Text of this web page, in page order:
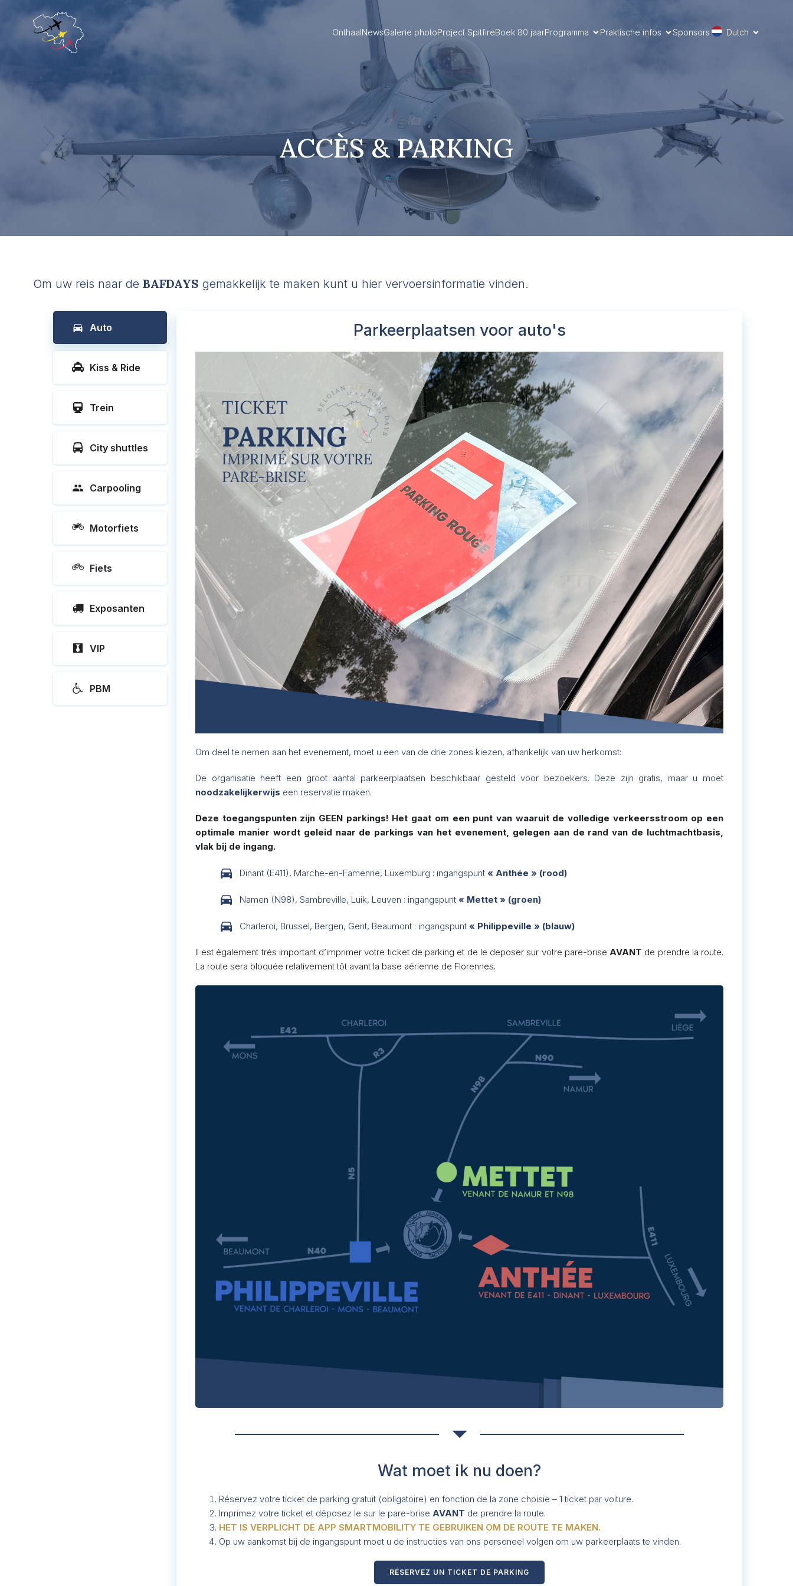
Onthaal NewsGalerie photoProject SpitfireBoek 80 jaarProgramma Praktische infos Sponsors Dutch
ACCÈS & PARKING
Om uw reis naar de BAFDAYS gemakkelijk te maken kunt u hier vervoersinformatie vinden.
Auto
Kiss & Ride
Trein
City shuttles
Carpooling
Motorfiets
Fiets
Exposanten
VIP
PBM
Parkeerplaatsen voor auto's
Om deel te nemen aan het evenement, moet u een van de drie zones kiezen, afhankelijk van uw herkomst:
De organisatie heeft een groot aantal parkeerplaatsen beschikbaar gesteld voor bezoekers. Deze zijn gratis, maar u moet
noodzakelijkerwijs een reservatie maken.
Deze toegangspunten zijn GEEN parkings! Het gaat om een punt van waaruit de volledige verkeersstroom op een
optimale manier wordt geleid naar de parkings van het evenement, gelegen aan de rand van de luchtmachtbasis,
vlak bij de ingang.
Dinant (E411), Marche-en-Famenne, Luxemburg : ingangspunt « Anthée » (rood)
Namen (N98), Sambreville, Luik, Leuven : ingangspunt « Mettet » (groen)
Charleroi, Brussel, Bergen, Gent, Beaumont : ingangspunt « Philippeville » (blauw)
Il est également trés important d’imprimer votre ticket de parking et de le deposer sur votre pare-briseAVANT de prendre la route.
La route sera bloquée relativement tôt avant la base aérienne de Florennes.
Wat moet ik nu doen?
Réservez votre ticket de parking gratuit (obligatoire) en fonction de la zone choisie – 1 ticket par voiture.
Imprimez votre ticket et déposez le sur le pare-brise AVANT de prendre la route.
HET IS VERPLICHT DE APP SMARTMOBILITY TE GEBRUIKEN OM DE ROUTE TE MAKEN.
Op uw aankomst bij de ingangspunt moet u de instructies van ons personeel volgen om uw parkeerplaats te vinden.
RÉSERVEZ UN TICKET DE PARKING